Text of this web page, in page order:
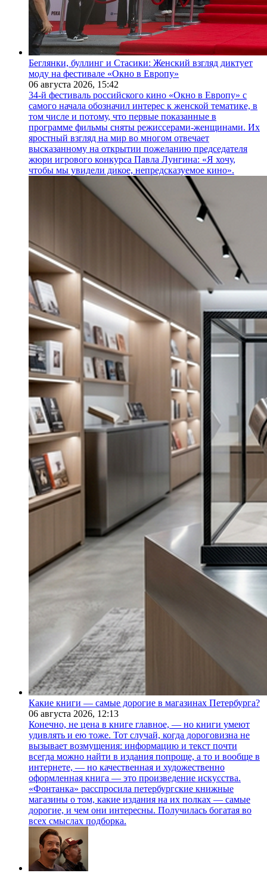
Беглянки, буллинг и Стасики: Женский взгляд диктует
моду на фестивале «Окно в Европу»
06 августа 2026, 15:42
34-й фестиваль российского кино «Окно в Европу» с
самого начала обозначил интерес к женской тематике, в
том числе и потому, что первые показанные в
программе фильмы сняты режиссерами-женщинами. Их
яростный взгляд на мир во многом отвечает
высказанному на открытии пожеланию председателя
жюри игрового конкурса Павла Лунгина: «Я хочу,
чтобы мы увидели дикое, непредсказуемое кино».
Какие книги — самые дорогие в магазинах Петербурга?
06 августа 2026, 12:13
Конечно, не цена в книге главное, — но книги умеют
удивлять и ею тоже. Тот случай, когда дороговизна не
вызывает возмущения: информацию и текст почти
всегда можно найти в издания попроще, а то и вообще в
интернете, — но качественная и художественно
оформленная книга — это произведение искусства.
«Фонтанка» расспросила петербургские книжные
магазины о том, какие издания на их полках — самые
дорогие, и чем они интересны. Получилась богатая во
всех смыслах подборка.